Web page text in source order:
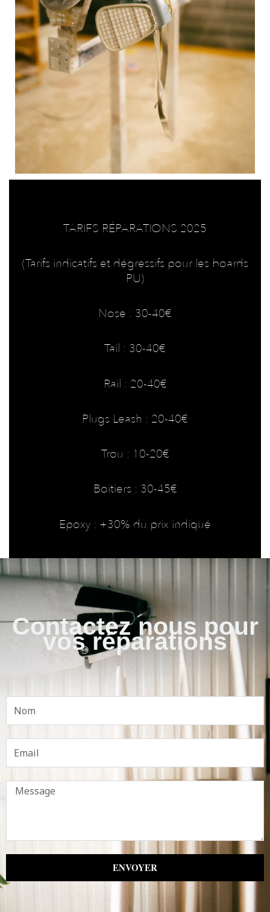
TARIFS RÉPARATIONS 2025
(Tarifs indicatifs et dégressifs pour les boards
PU)
Nose : 30-40€
Tail : 30-40€
Rail : 20-40€
Plugs Leash : 20-40€
Trou : 10-20€
Boitiers : 30-45€
Epoxy : +30% du prix indiqué
Contactez nous pour
vos réparations
Message
ENVOYER